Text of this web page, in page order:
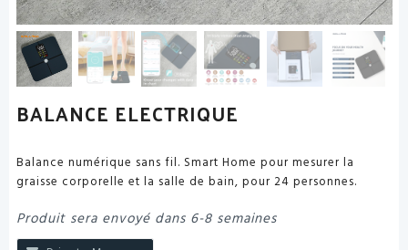
BALANCE ELECTRIQUE
Balance numérique sans fil. Smart Home pour mesurer la
graisse corporelle et la salle de bain, pour 24 personnes.
Produit sera envoyé dans 6-8 semaines